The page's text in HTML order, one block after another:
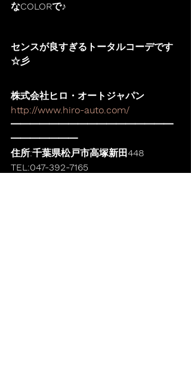
なCOLORで♪
センスが良すぎるトータルコーデです
☆彡
株式会社ヒロ・オートジャパン
http://www.hiro-auto.com/
━━━━━━━━━━━━━━━━━
━━━━━━━
住所:千葉県松戸市高塚新田448
TEL:047-392-7165